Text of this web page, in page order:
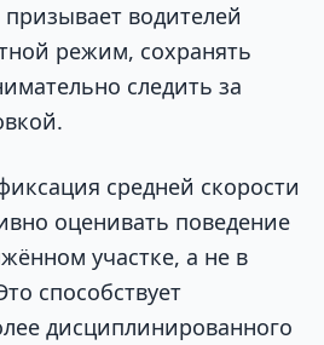
водителей
режим, сохранять
следить за
средней скорости
оценивать поведение
участке, а не в
способствует
дисциплинированного